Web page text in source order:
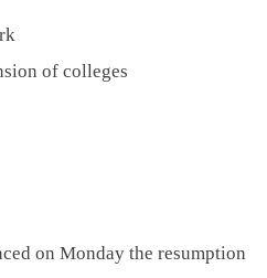
of colleges
on Monday the resumption